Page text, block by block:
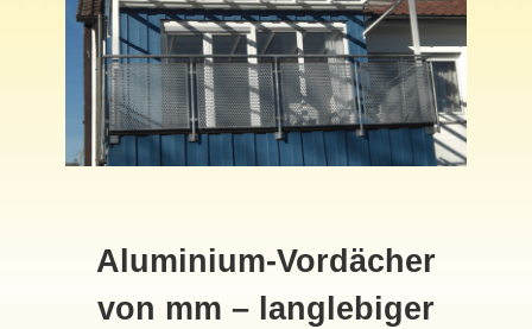
Aluminium-Vordächer
von mm – langlebiger